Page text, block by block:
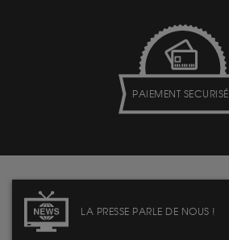
PAIEMENT SECURISÉ
LA PRESSE PARLE DE NOUS !